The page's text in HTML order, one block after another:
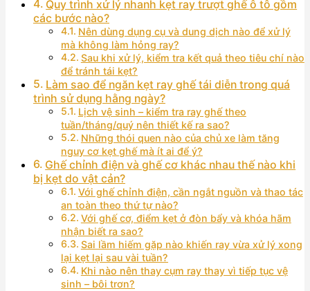
Quy trình xử lý nhanh kẹt ray trượt ghế ô tô gồm
các bước nào?
Nên dùng dụng cụ và dung dịch nào để xử lý
mà không làm hỏng ray?
Sau khi xử lý, kiểm tra kết quả theo tiêu chí nào
để tránh tái kẹt?
Làm sao để ngăn kẹt ray ghế tái diễn trong quá
trình sử dụng hằng ngày?
Lịch vệ sinh – kiểm tra ray ghế theo
tuần/tháng/quý nên thiết kế ra sao?
Những thói quen nào của chủ xe làm tăng
nguy cơ kẹt ghế mà ít ai để ý?
Ghế chỉnh điện và ghế cơ khác nhau thế nào khi
bị kẹt do vật cản?
Với ghế chỉnh điện, cần ngắt nguồn và thao tác
an toàn theo thứ tự nào?
Với ghế cơ, điểm kẹt ở đòn bẩy và khóa hãm
nhận biết ra sao?
Sai lầm hiếm gặp nào khiến ray vừa xử lý xong
lại kẹt lại sau vài tuần?
Khi nào nên thay cụm ray thay vì tiếp tục vệ
sinh – bôi trơn?